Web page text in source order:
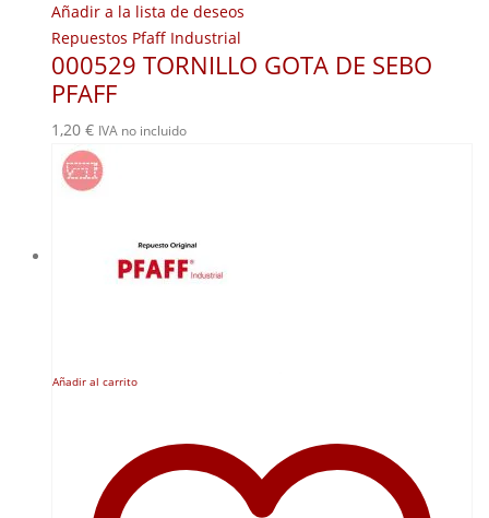
Añadir a la lista de deseos
Repuestos Pfaff Industrial
000529 TORNILLO GOTA DE SEBO
PFAFF
1,20 € IVA no incluido
Añadir al carrito